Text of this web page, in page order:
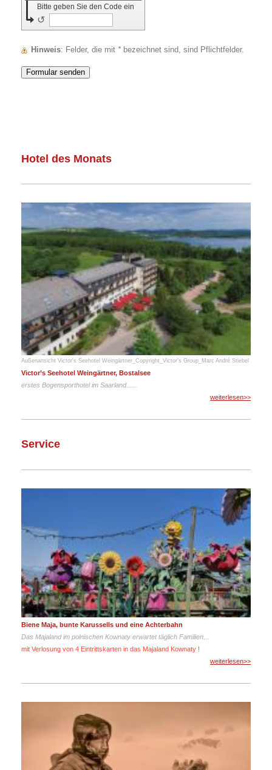
Bitte geben Sie den Code ein
↺
Hinweis : Felder, die mit *bezeichnet sind, sind Pflichtfelder.
Hotel des Monats
Außenansicht Victor's Seehotel Weingärtner_Copyright_Victor's Group_Marc André Stiebel
Victor’s Seehotel Weingärtner, Bostalsee
erstes Bogensporthotel im Saarland...
weiterlesen>>
Service
Biene Maja, bunte Karussells und eine Achterbahn
Das Majaland im polnischen Kownaty erwartet täglich Familien
mit Verlosung von 4 Eintrittskarten in das Majaland Kownaty !
weiterlesen>>